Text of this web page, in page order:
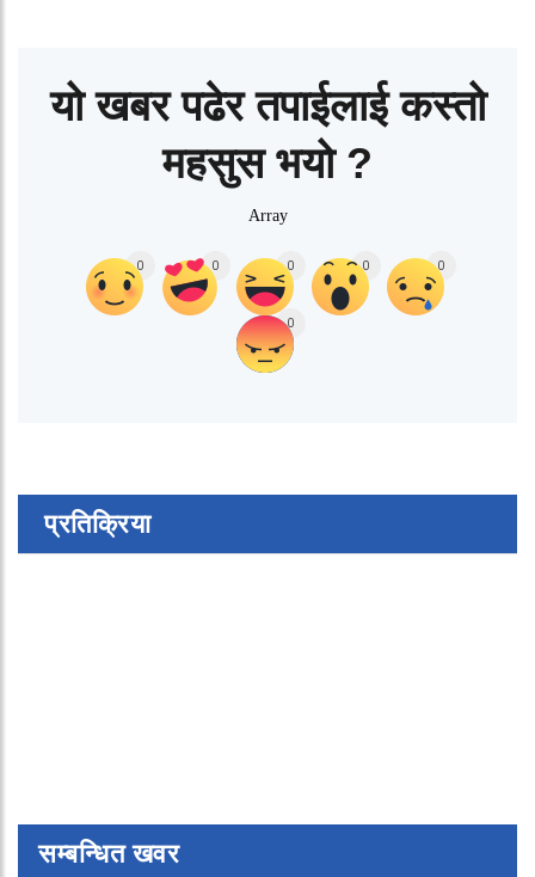
यो खबर पढेर तपाईलाई कस्तो
महसुस भयो ?
Array
0 0 0 0 0
0
प्रतिक्रिया
सम्बन्धित खवर